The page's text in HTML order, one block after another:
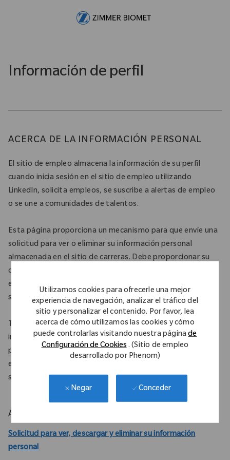
Utilizamos cookies para ofrecerle una mejor
experiencia de navegación, analizar el tráfico del
sitio y personalizar el contenido. Por favor, lea
acerca de cómo utilizamos las cookies y cómo
puede controlarlas visitando nuestra páginade
Configuración de Cookies. (Sitio de empleo
desarrollado por Phenom)
Negar Conceder
Información de perfil
ACERCA DE LA INFORMACIÓN PERSONAL
El sitio de empleo almacena la información de su perfil
cuando inicia sesión en el sitio de empleo utilizando
LinkedIn, solicita empleos, se suscribe a alertas de empleo
o se une a comunidades de talentos.
Esta página proporciona un mecanismo para que envíe una
solicitud para ver o eliminar su información personal
almacenada en el sitio de carreras. Debe proporcionar su
correo electrónico y completar la verificación del correo
electrónico para enviar esta solicitud. Cualquier solicitud
será revisada y respondida dentro de los 30 días.
Tenga en cuenta que solicitar una eliminación de
información personal eliminará toda la información de su
perfil del sitio de carreras, incluidas las solicitudes de
empleo activas. Esto también eliminará cualquier
suscripción que haya realizado en el sitio de carreras.
Administrar Información Personal
Solicitud para ver, descargar y eliminar su información
personal